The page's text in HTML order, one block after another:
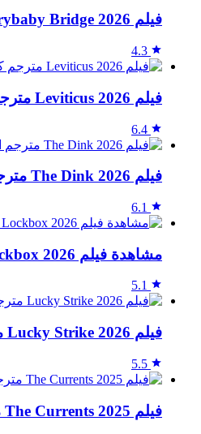
فيلم Crybaby Bridge 2026 مترجم اون لاين
4.3
فيلم Leviticus 2026 مترجم كامل HD
6.4
فيلم The Dink 2026 مترجم اون لاين
6.1
مشاهدة فيلم Lockbox 2026 مترجم اون لاين
5.1
فيلم Lucky Strike 2026 مترجم اون لاين
5.5
فيلم The Currents 2025 مترجم اون لاين